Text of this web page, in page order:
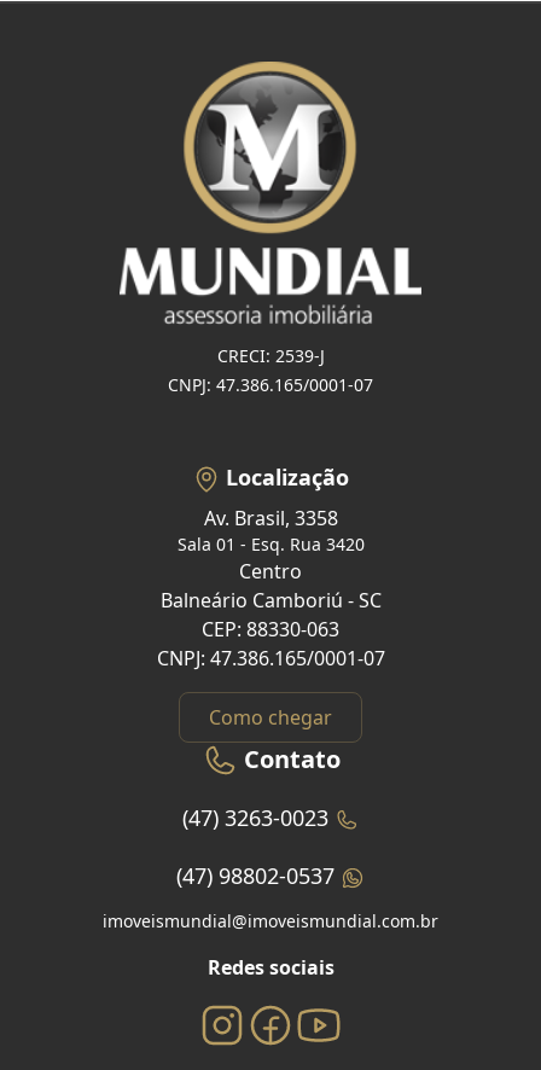
CRECI: 2539-J
CNPJ: 47.386.165/0001-07
Localização
Av. Brasil, 3358
Sala 01 - Esq. Rua 3420
Centro
Balneário Camboriú - SC
CEP: 88330-063
CNPJ: 47.386.165/0001-07
Como chegar
Contato
(47) 3263-0023
(47) 98802-0537
imoveismundial@imoveismundial.com.br
Redes sociais